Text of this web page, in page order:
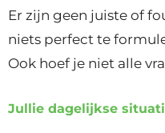
Er zijn geen juiste of
niets perfect te
Ook hoef je niet alle
Jullie dagelijkse